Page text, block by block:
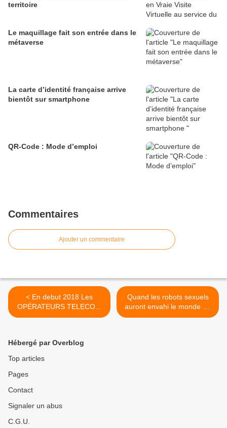
territoire
Le maquillage fait son entrée dans le
métaverse
La carte d’identité française arrive
bientôt sur smartphone
QR-Code : Mode d’emploi
Commentaires
Ajouter un commentaire
< En debut 2018 Les
OPÉRATEURS TELECOM
s'engagent contre LES
Quand les robots sexuels
auront envahi le monde ou
lorsque le business de la
Hébergé par Overblog
Top articles
Pages
Contact
Signaler un abus
C.G.U.